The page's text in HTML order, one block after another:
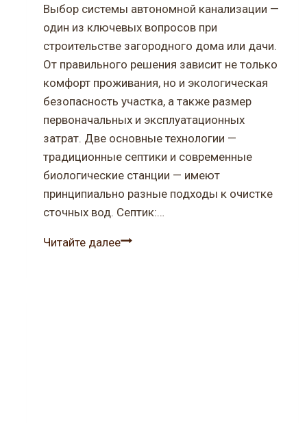
Выбор системы автономной канализации —
один из ключевых вопросов при
строительстве загородного дома или дачи.
От правильного решения зависит не только
комфорт проживания, но и экологическая
безопасность участка, а также размер
первоначальных и эксплуатационных
затрат. Две основные технологии —
традиционные септики и современные
биологические станции — имеют
принципиально разные подходы к очистке
сточных вод. Септик:…
Читайте далееСептик